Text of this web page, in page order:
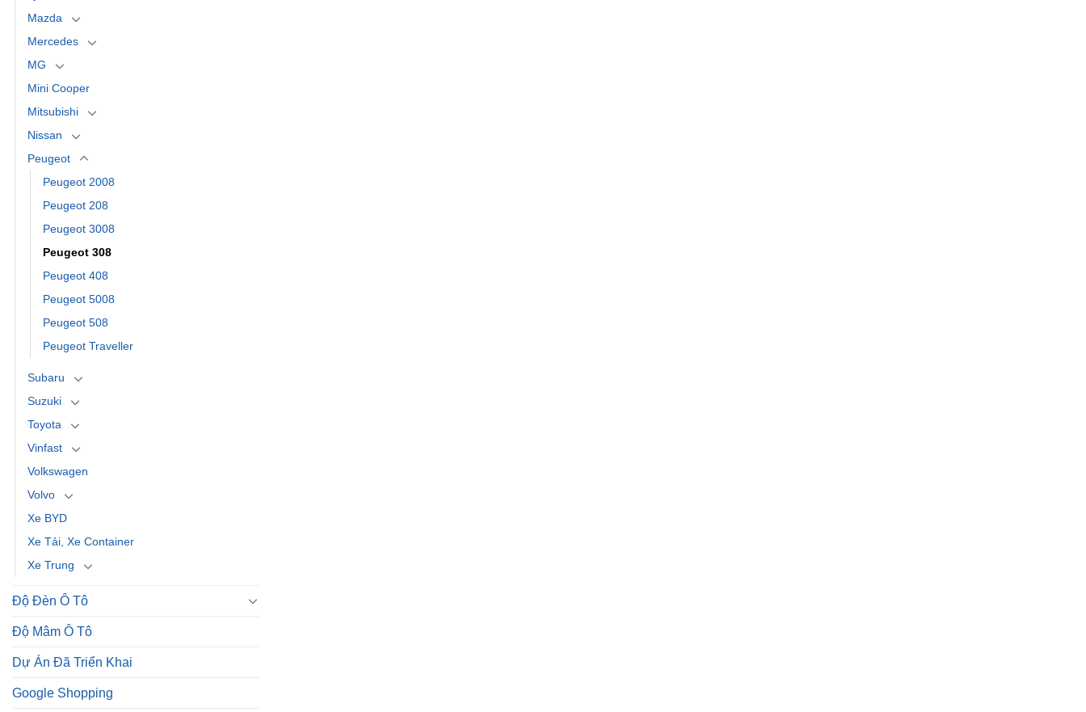
Mazda
Mercedes
MG
Mini Cooper
Mitsubishi
Nissan
Peugeot
Peugeot 2008
Peugeot 208
Peugeot 3008
Peugeot 308
Peugeot 408
Peugeot 5008
Peugeot 508
Peugeot Traveller
Subaru
Suzuki
Toyota
Vinfast
Volkswagen
Volvo
Xe BYD
Xe Tải, Xe Container
Xe Trung
Độ Đèn Ô Tô
Độ Mâm Ô Tô
Dự Án Đã Triển Khai
Google Shopping